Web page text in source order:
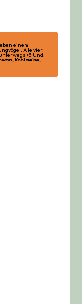
einem
Alle vier
<3 Und:
Kohlmeise,